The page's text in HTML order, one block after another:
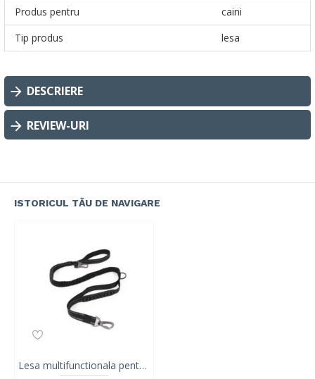
Produs pentru
caini
Tip produs
lesa
DESCRIERE
REVIEW-URI
ISTORICUL TĂU DE NAVIGARE
Lesa multifunctionala pentru caini, negru, FLEX PRO M-PETS, 2,5 cm x 120 cm - 170 cm